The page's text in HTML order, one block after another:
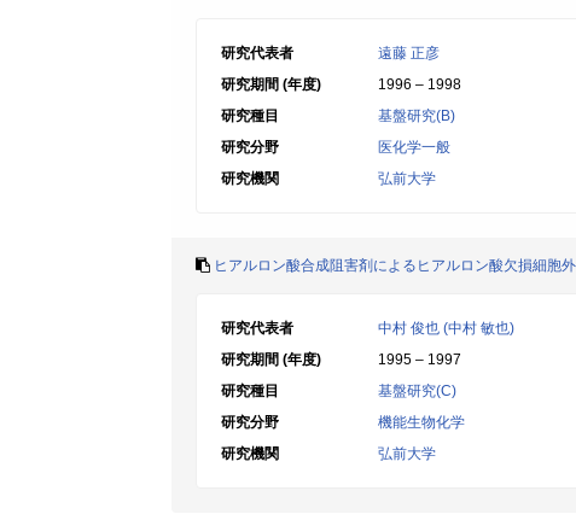
研究代表者
遠藤 正彦
研究期間 (年度)
1996 – 1998
研究種目
基盤研究(B)
研究分野
医化学一般
研究機関
弘前大学
ヒアルロン酸合成阻害剤によるヒアルロン酸欠損細胞
研究代表者
中村 俊也 (中村 敏也)
研究期間 (年度)
1995 – 1997
研究種目
基盤研究(C)
研究分野
機能生物化学
研究機関
弘前大学